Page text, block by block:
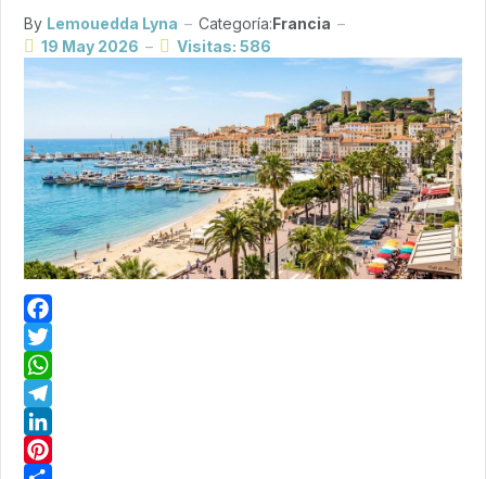
By Lemouedda Lyna Categoría:Francia
19 May 2026
Visitas: 586
Facebook
Twitter
WhatsApp
Telegram
LinkedIn